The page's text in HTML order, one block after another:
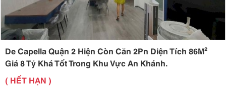
De Capella Quận 2 Hiện Còn Căn 2Pn Diện Tích 86M²
Giá 8 Tỷ Khá Tốt Trong Khu Vực An Khánh.
( HẾT HẠN )